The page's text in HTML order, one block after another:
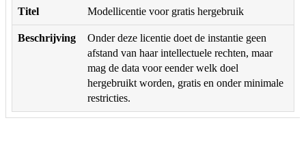
Titel Modellicentie voor gratis hergebruik
Beschrijving
Onder deze licentie doet de instantie geen
afstand van haar intellectuele rechten, maar
mag de data voor eender welk doel
hergebruikt worden, gratis en onder minimale
restricties.